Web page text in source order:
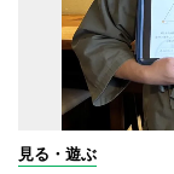
見る・遊ぶ